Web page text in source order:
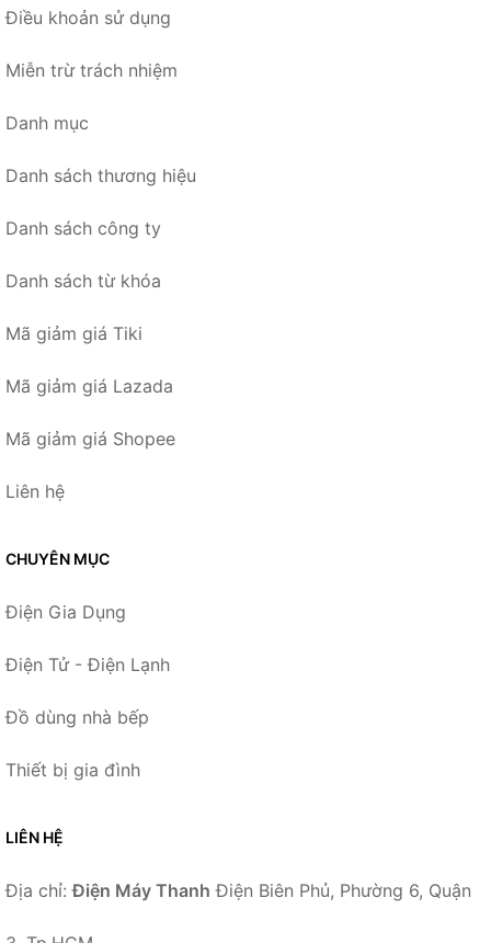
Điều khoản sử dụng
Miễn trừ trách nhiệm
Danh mục
Danh sách thương hiệu
Danh sách công ty
Danh sách từ khóa
Mã giảm giá Tiki
Mã giảm giá Lazada
Mã giảm giá Shopee
Liên hệ
CHUYÊN MỤC
Điện Gia Dụng
Điện Tử - Điện Lạnh
Đồ dùng nhà bếp
Thiết bị gia đình
LIÊN HỆ
Địa chỉ:Điện Máy Thanh Điện Biên Phủ, Phường 6, Quận